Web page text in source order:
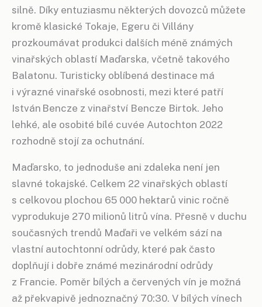
silně. Díky entuziasmu některých dovozců můžete
kromě klasické Tokaje, Egeru či Villány
prozkoumávat produkci dalších méně známých
vinařských oblastí Maďarska, včetně takového
Balatonu. Turisticky oblíbená destinace má
i výrazné vinařské osobnosti, mezi které patří
István Bencze z vinařství Bencze Birtok. Jeho
lehké, ale osobité bílé cuvée Autochton 2022
rozhodně stojí za ochutnání.
Maďarsko, to jednoduše ani zdaleka není jen
slavné tokajské. Celkem 22 vinařských oblastí
s celkovou plochou 65 000 hektarů vinic ročně
vyprodukuje 270 milionů litrů vína. Přesně v duchu
současných trendů Maďaři ve velkém sází na
vlastní autochtonní odrůdy, které pak často
doplňují i dobře známé mezinárodní odrůdy
z Francie. Poměr bílých a červených vín je možná
až překvapivě jednoznačný 70:30. V bílých vínech